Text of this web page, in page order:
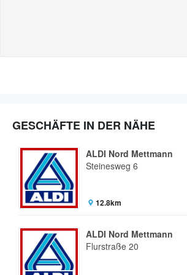
GESCHÄFTE IN DER NÄHE
ALDI Nord Mettmann
Steinesweg 6
12.8km
ALDI Nord Mettmann
Flurstraße 20